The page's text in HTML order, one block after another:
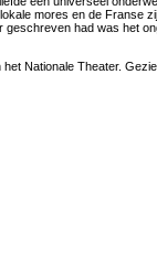
mores en de Franse
geschreven had was het
het Nationale Theater.